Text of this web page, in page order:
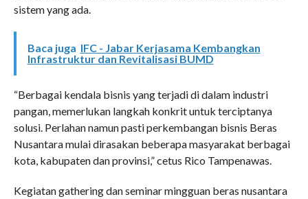
sistem yang ada.
Baca juga IFC - Jabar Kerjasama Kembangkan
Infrastruktur dan Revitalisasi BUMD
“Berbagai kendala bisnis yang terjadi di dalam industri
pangan, memerlukan langkah konkrit untuk terciptanya
solusi. Perlahan namun pasti perkembangan bisnis Beras
Nusantara mulai dirasakan beberapa masyarakat berbagai
kota, kabupaten dan provinsi,” cetus Rico Tampenawas.
Kegiatan gathering dan seminar mingguan beras nusantara